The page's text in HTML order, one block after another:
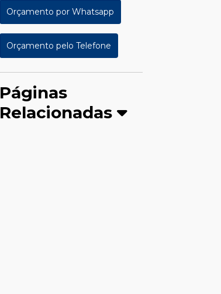
Orçamento por Whatsapp
Orçamento pelo Telefone
Páginas
Relacionadas